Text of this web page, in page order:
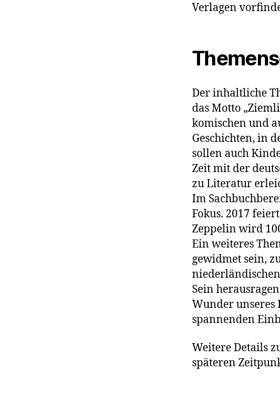
Verlagen
Der inhaltliche
das Motto
komischen und
Geschichten, in
sollen auch
Zeit mit der
zu Literatur
Im
Fokus. 2017
Zeppelin wird
Ein weiteres
gewidmet sein,
Sein
Wunder unseres
spannenden
Weitere Details
späteren